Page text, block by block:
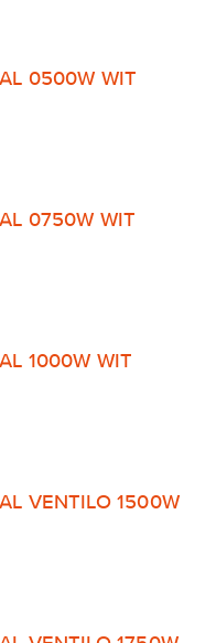
0500W WIT
0750W WIT
1000W WIT
VENTILO 1500W